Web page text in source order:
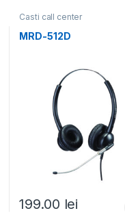
Casti call center
MRD-512D
199.00 lei